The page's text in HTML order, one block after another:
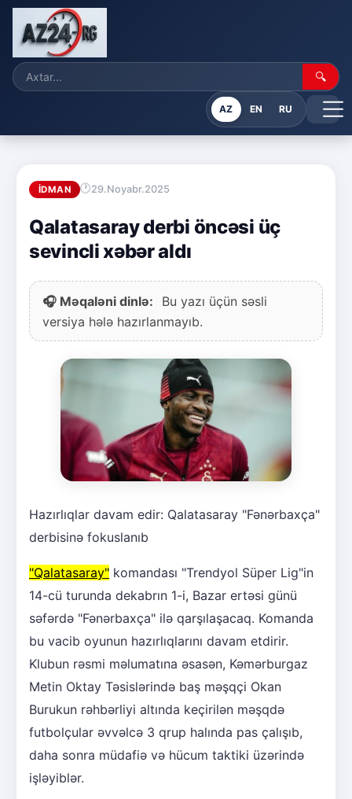
🔍
AZ EN RU
İDMAN 29.Noyabr.2025
Qalatasaray derbi öncəsi üç
sevincli xəbər aldı
🎧 Məqaləni dinlə:
Bu yazı üçün səsli
versiya hələ hazırlanmayıb.
Hazırlıqlar davam edir: Qalatasaray "Fənərbaxça"
derbisinə fokuslanıb
"Qalatasaray" komandası "Trendyol Süper Lig"in
14-cü turunda dekabrın 1-i, Bazar ertəsi günü
səfərdə "Fənərbaxça" ilə qarşılaşacaq. Komanda
bu vacib oyunun hazırlıqlarını davam etdirir.
Klubun rəsmi məlumatına əsasən, Kəmərburgaz
Metin Oktay Təsislərində baş məşqçi Okan
Burukun rəhbərliyi altında keçirilən məşqdə
futbolçular əvvəlcə 3 qrup halında pas çalışıb,
daha sonra müdafiə və hücum taktiki üzərində
işləyiblər.